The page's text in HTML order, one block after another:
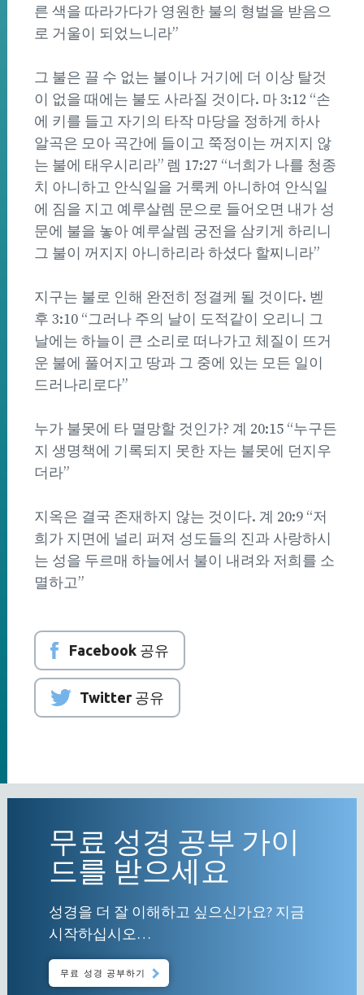
른 색을 따라가다가 영원한 불의 형벌을 받음으
로 거울이 되었느니라”
그 불은 끌 수 없는 불이나 거기에 더 이상 탈것
이 없을 때에는 불도 사라질 것이다. 마 3:12 “손
에 키를 들고 자기의 타작 마당을 정하게 하사
알곡은 모아 곡간에 들이고 쭉정이는 꺼지지 않
는 불에 태우시리라” 렘 17:27 “너희가 나를 청종
치 아니하고 안식일을 거룩케 아니하여 안식일
에 짐을 지고 예루살렘 문으로 들어오면 내가 성
문에 불을 놓아 예루살렘 궁전을 삼키게 하리니
그 불이 꺼지지 아니하리라 하셨다 할찌니라”
지구는 불로 인해 완전히 정결케 될 것이다. 벧
후 3:10 “그러나 주의 날이 도적같이 오리니 그
날에는 하늘이 큰 소리로 떠나가고 체질이 뜨거
운 불에 풀어지고 땅과 그 중에 있는 모든 일이
드러나리로다”
누가 불못에 타 멸망할 것인가? 계 20:15 “누구든
지 생명책에 기록되지 못한 자는 불못에 던지우
더라”
지옥은 결국 존재하지 않는 것이다. 계 20:9 “저
희가 지면에 널리 퍼져 성도들의 진과 사랑하시
는 성을 두르매 하늘에서 불이 내려와 저희를 소
멸하고”
Facebook 공유
Twitter 공유
무료 성경 공부 가이
드를 받으세요
성경을 더 잘 이해하고 싶으신가요? 지금
시작하십시오…
무료 성경 공부하기